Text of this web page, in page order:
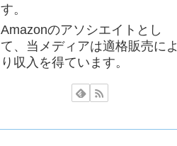
す。
Amazonのアソシエイトとし
て、当メディアは適格販売によ
り収入を得ています。